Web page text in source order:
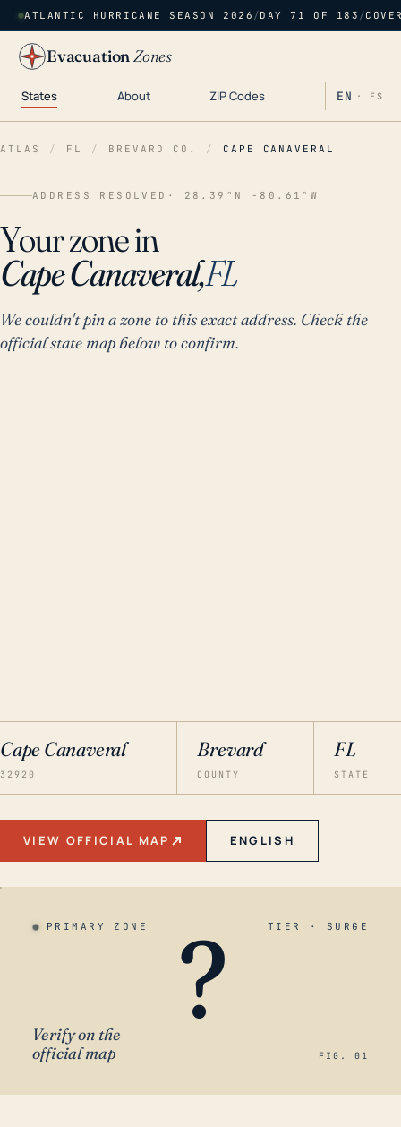
ATLANTIC HURRICANE SEASON 2026 /DAY 71 OF 183 /
EvacuationZones
States About ZIP Codes EN · ES
ATLAS / FL / BREVARD CO. / CAPE CANAVERAL
ADDRESS RESOLVED · 28.39°N -80.61°W
Your zone in
Cape Canaveral,FL
We couldn't pin a zone to this exact address. Check the
official state map below to confirm.
Cape Canaveral
32920
Brevard
COUNTY
FL
STATE
VIEW OFFICIAL MAP ENGLISH
PRIMARY ZONE TIER · SURGE
?
Verify on the
official map
FIG. 01